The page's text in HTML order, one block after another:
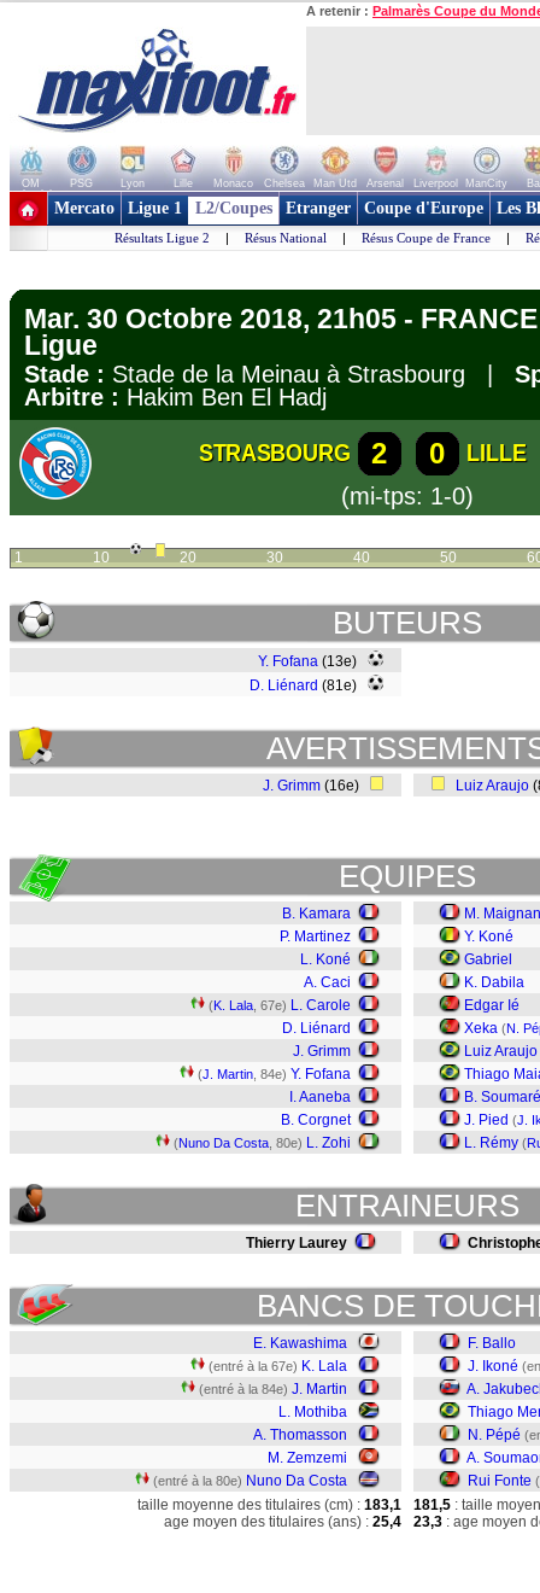
A retenir : Palmarès Coupe du
OM PSG Lyon Lille Monaco Chelsea Man Utd Arsenal Liverpool ManCity
+ de clubs
Mercato Ligue 1 L2/Coupes Etranger Coupe d'Europe Les
Résultats Ligue 2 | Résus National | Résus Coupe de France |
Mar. 30 Octobre 2018, 21h05 -
Ligue
Stade : Stade de la Meinau à Strasbourg |
Arbitre : Hakim Ben El Hadj
STRASBOURG 2 0
LILLE
(mi-tps: 1-0)
1 10 20 30 40 50
BUTEURS
Y. Fofana (13e)
D. Liénard (81e)
J. Grimm (16e) Luiz Araujo
EQUIPES
B. Kamara
P. Martinez
L. Koné
A. Caci
(K. Lala , 67e) L. Carole
D. Liénard
J. Grimm
(J. Martin , 84e) Y. Fofana
I. Aaneba
B. Corgnet
(Nuno Da Costa , 80e) L. Zohi
M. Maignan
Y. Koné
Gabriel
K. Dabila
Edgar Ié
Xeka (N.
Luiz Araujo
Thiago
B. Soumaré
J. Pied (J.
L. Rémy (
ENTRAINEURS
Thierry Laurey
BANCS DE
E. Kawashima
(entré à la 67e) K. Lala
(entré à la 84e) J. Martin
L. Mothiba
A. Thomasson
M. Zemzemi
(entré à la 80e) Nuno Da Costa
F. Ballo
J. Ikoné
A.
Thiago
N. Pépé
A.
Rui Fonte
taille moyenne des titulaires (cm) : 183,1
age moyen des titulaires (ans) : 25,4
181,5 : taille
23,3 : age moyen